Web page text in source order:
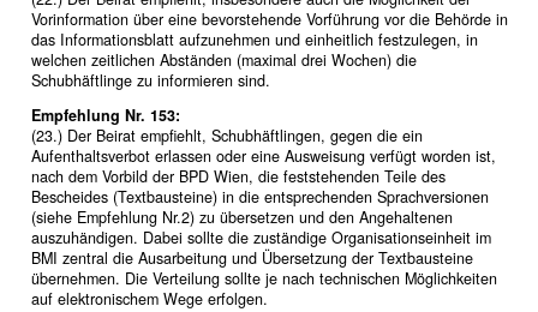
Vorinformation über eine bevorstehende Vorführung vor die Behörde in
das Informationsblatt aufzunehmen und einheitlich festzulegen, in
welchen zeitlichen Abständen (maximal drei Wochen) die
Schubhäftlinge zu informieren sind.
Empfehlung Nr. 153:
(23.) Der Beirat empfiehlt, Schubhäftlingen, gegen die ein
Aufenthaltsverbot erlassen oder eine Ausweisung verfügt worden ist,
nach dem Vorbild der BPD Wien, die feststehenden Teile des
Bescheides (Textbausteine) in die entsprechenden Sprachversionen
(siehe Empfehlung Nr.2) zu übersetzen und den Angehaltenen
auszuhändigen. Dabei sollte die zuständige Organisationseinheit im
BMI zentral die Ausarbeitung und Übersetzung der Textbausteine
übernehmen. Die Verteilung sollte je nach technischen Möglichkeiten
auf elektronischem Wege erfolgen.